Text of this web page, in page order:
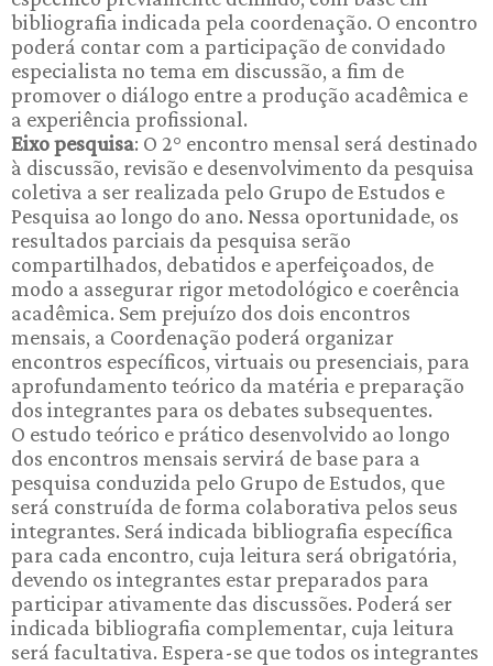
bibliografia indicada pela coordenação. O encontro
poderá contar com a participação de convidado
especialista no tema em discussão, a fim de
promover o diálogo entre a produção acadêmica e
a experiência profissional.
Eixo pesquisa: O 2° encontro mensal será destinado
à discussão, revisão e desenvolvimento da pesquisa
coletiva a ser realizada pelo Grupo de Estudos e
Pesquisa ao longo do ano. Nessa oportunidade, os
resultados parciais da pesquisa serão
compartilhados, debatidos e aperfeiçoados, de
modo a assegurar rigor metodológico e coerência
acadêmica. Sem prejuízo dos dois encontros
mensais, a Coordenação poderá organizar
encontros específicos, virtuais ou presenciais, para
aprofundamento teórico da matéria e preparação
dos integrantes para os debates subsequentes.
O estudo teórico e prático desenvolvido ao longo
dos encontros mensais servirá de base para a
pesquisa conduzida pelo Grupo de Estudos, que
será construída de forma colaborativa pelos seus
integrantes. Será indicada bibliografia específica
para cada encontro, cuja leitura será obrigatória,
devendo os integrantes estar preparados para
participar ativamente das discussões. Poderá ser
indicada bibliografia complementar, cuja leitura
será facultativa. Espera-se que todos os integrantes